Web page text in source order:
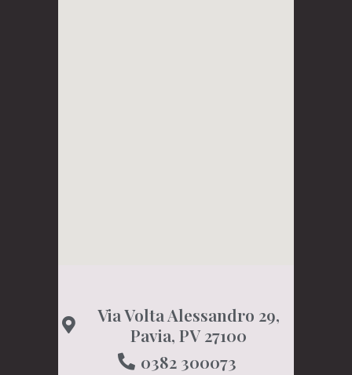
Via Volta Alessandro 29,
Pavia, PV 27100
0382 300073